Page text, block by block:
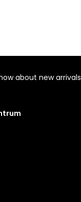
about new arrivals